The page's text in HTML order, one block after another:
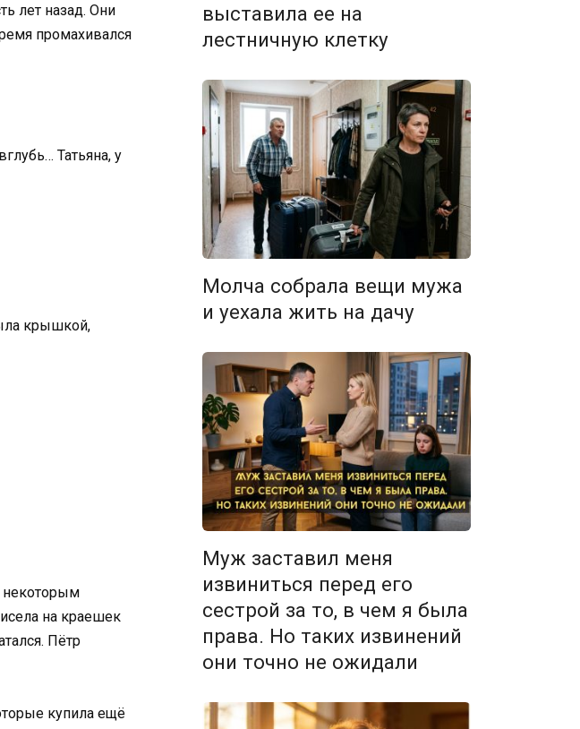
лет назад. Они
промахивался
Татьяна, у
крышкой,
некоторым
на краешек
Пётр
купила ещё
выставила ее на
лестничную клетку
Молча собрала вещи мужа
и уехала жить на дачу
Муж заставил меня
извиниться перед его
сестрой за то, в чем я была
права. Но таких извинений
они точно не ожидали